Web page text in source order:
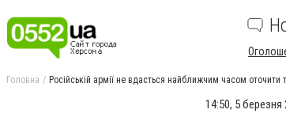
Головна Російській армії не вдасться найближчим часом оточити
14:50, 5 березня